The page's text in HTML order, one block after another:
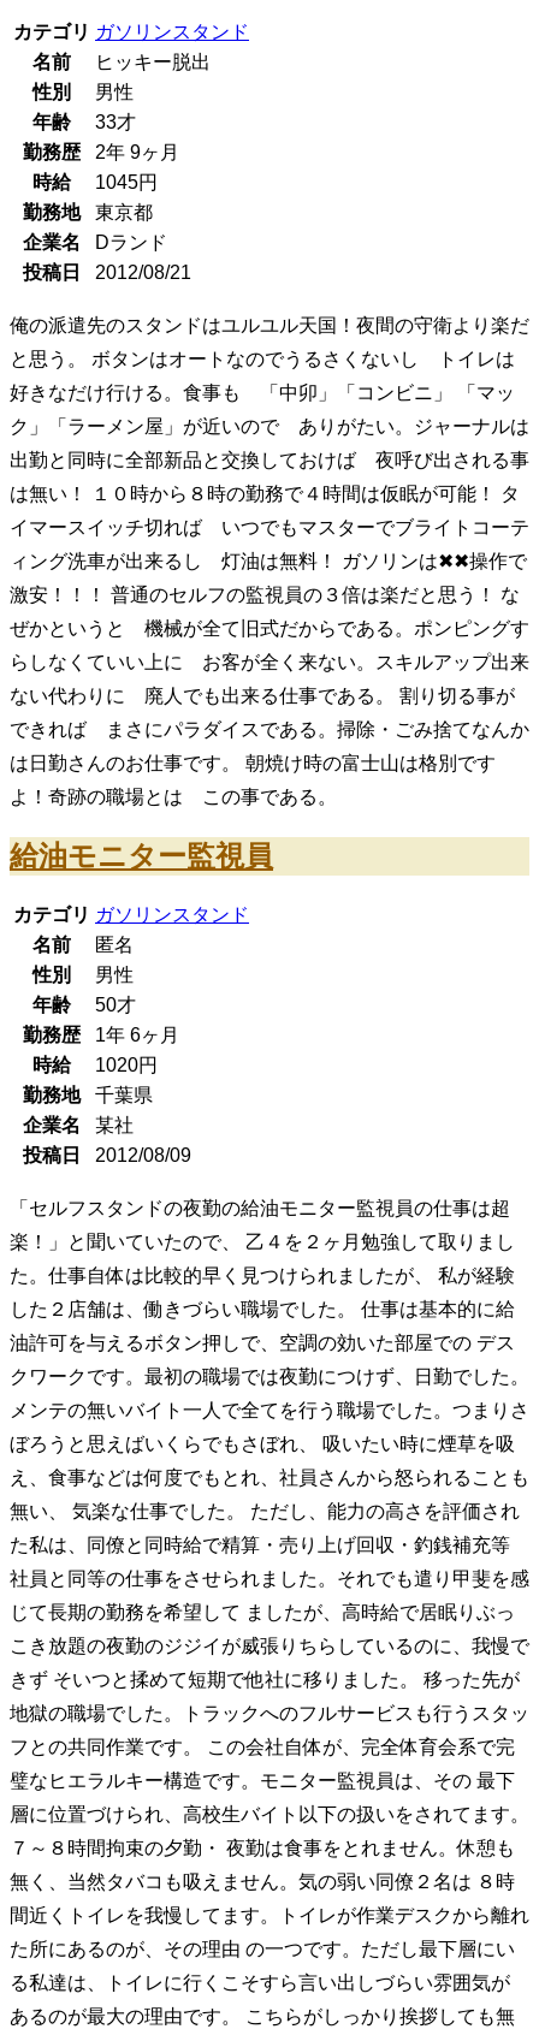
カテゴリ ガソリンスタンド
名前
ヒッキー脱出
性別
男性
年齢
33才
勤務歴
2年 9ヶ月
時給
1045円
勤務地
東京都
企業名
Dランド
投稿日
2012/08/21
俺の派遣先のスタンドはユルユル天国！夜間の守衛より楽だ
と思う。 ボタンはオートなのでうるさくないし トイレは
好きなだけ行ける。食事も 「中卯」「コンビニ」 「マッ
ク」「ラーメン屋」が近いので ありがたい。ジャーナルは
出勤と同時に全部新品と交換しておけば 夜呼び出される事
は無い！ １０時から８時の勤務で４時間は仮眠が可能！ タ
イマースイッチ切れば いつでもマスターでブライトコーテ
ィング洗車が出来るし 灯油は無料！ ガソリンは✖✖操作で
激安！！！ 普通のセルフの監視員の３倍は楽だと思う！ な
ぜかというと 機械が全て旧式だからである。ポンピングす
らしなくていい上に お客が全く来ない。スキルアップ出来
ない代わりに 廃人でも出来る仕事である。 割り切る事が
できれば まさにパラダイスである。掃除・ごみ捨てなんか
は日勤さんのお仕事です。 朝焼け時の富士山は格別です
よ！奇跡の職場とは この事である。
給油モニター監視員
カテゴリ ガソリンスタンド
名前
匿名
性別
男性
年齢
50才
勤務歴
1年 6ヶ月
時給
1020円
勤務地
千葉県
企業名
某社
投稿日
2012/08/09
「セルフスタンドの夜勤の給油モニター監視員の仕事は超
楽！」と聞いていたので、 乙４を２ヶ月勉強して取りまし
た。仕事自体は比較的早く見つけられましたが、 私が経験
した２店舗は、働きづらい職場でした。 仕事は基本的に給
油許可を与えるボタン押しで、空調の効いた部屋での デス
クワークです。最初の職場では夜勤につけず、日勤でした。
メンテの無いバイト一人で全てを行う職場でした。つまりさ
ぼろうと思えばいくらでもさぼれ、 吸いたい時に煙草を吸
え、食事などは何度でもとれ、社員さんから怒られることも
無い、 気楽な仕事でした。 ただし、能力の高さを評価され
た私は、同僚と同時給で精算・売り上げ回収・釣銭補充等
社員と同等の仕事をさせられました。それでも遣り甲斐を感
じて長期の勤務を希望して ましたが、高時給で居眠りぶっ
こき放題の夜勤のジジイが威張りちらしているのに、我慢で
きず そいつと揉めて短期で他社に移りました。 移った先が
地獄の職場でした。トラックへのフルサービスも行うスタッ
フとの共同作業です。 この会社自体が、完全体育会系で完
璧なヒエラルキー構造です。モニター監視員は、その 最下
層に位置づけられ、高校生バイト以下の扱いをされてます。
７～８時間拘束の夕勤・ 夜勤は食事をとれません。休憩も
無く、当然タバコも吸えません。気の弱い同僚２名は ８時
間近くトイレを我慢してます。トイレが作業デスクから離れ
た所にあるのが、その理由 の一つです。ただし最下層にい
る私達は、トイレに行くこそすら言い出しづらい雰囲気が
あるのが最大の理由です。 こちらがしっかり挨拶しても無